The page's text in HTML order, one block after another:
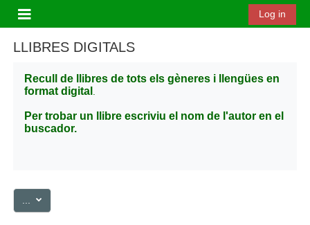
Panell lateral
Log in
LLIBRES DIGITALS
Recull de llibres de tots els gèneres i llengües en
format digital
Per trobar un llibre escriviu el nom de l'autor en el
buscador.
Exporta les entrades